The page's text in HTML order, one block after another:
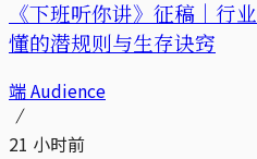
《下班听你讲》征稿｜行
懂的潜规则与生存诀窍
端 Audience
21 小时前